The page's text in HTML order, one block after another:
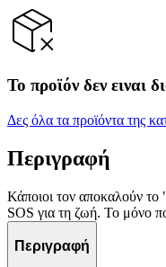
Το προϊόν δεν ειναι
Δες όλα τα προϊόντα της
Περιγραφή
Κάποιοι τον αποκαλούν το
SOS για τη ζωή. Το μόνο
Περιγραφή